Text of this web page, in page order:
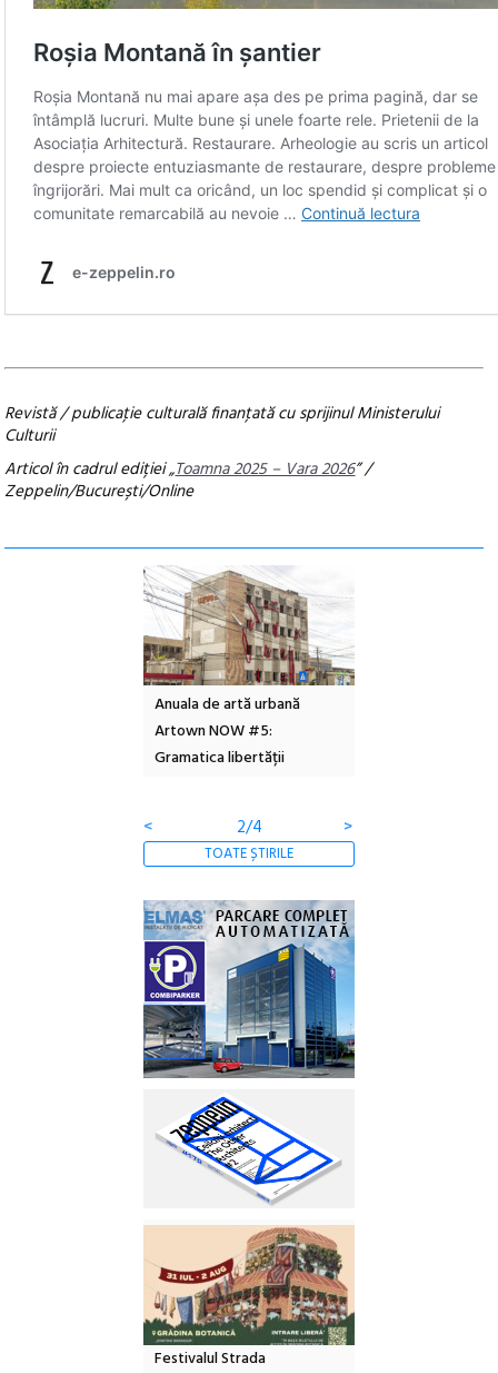
Revistă / publicaţie culturală finanţată cu sprijinul Ministerului
Culturii
Articol în cadrul ediției „Toamna 2025 – Vara 2026” /
Zeppelin/București/Online
Anuala de artă urbană
Artown NOW #5:
Gramatica libertății
< 2/4 >
TOATE ȘTIRILE
Festivalul Strada